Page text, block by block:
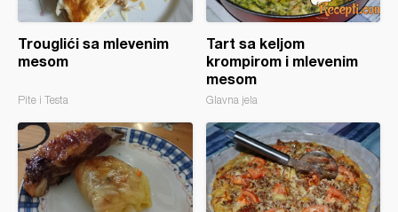
Trouglići sa mlevenim
mesom
Pite i Testa
Tart sa keljom
krompirom i mlevenim
mesom
Glavna jela